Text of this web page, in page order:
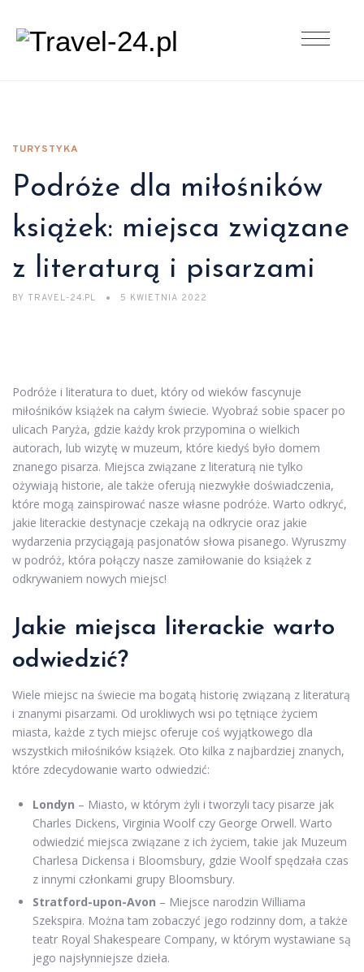
TURYSTYKA
Podróże dla miłośników
książek: miejsca związane
z literaturą i pisarzami
BY TRAVEL-24.PL 5 KWIETNIA 2022
Podróże i literatura to duet, który od wieków fascynuje
miłośników książek na całym świecie. Wyobraź sobie spacer po
ulicach Paryża, gdzie każdy krok przypomina o wielkich
autorach, lub wizytę w muzeum, które kiedyś było domem
znanego pisarza. Miejsca związane z literaturą nie tylko
ożywiają historie, ale także oferują niezwykłe doświadczenia,
które mogą zainspirować nasze własne podróże. Warto odkryć,
jakie literackie destynacje czekają na odkrycie oraz jakie
wydarzenia przyciągają pasjonatów słowa pisanego. Wyruszmy
w podróż, która połączy nasze zamiłowanie do książek z
odkrywaniem nowych miejsc!
Jakie miejsca literackie warto
odwiedzić?
Wiele miejsc na świecie ma bogatą historię związaną z literaturą
i znanymi pisarzami. Od urokliwych wsi po tętniące życiem
miasta, każde z tych miejsc oferuje coś wyjątkowego dla
wszystkich miłośników książek. Oto kilka z najbardziej znanych,
które zdecydowanie warto odwiedzić:
Londyn – Miasto, w którym żyli i tworzyli tacy pisarze jak
Charles Dickens, Virginia Woolf czy George Orwell. Warto
odwiedzić miejsca związane z ich życiem, takie jak Muzeum
Charlesa Dickensa i Bloomsbury, gdzie Woolf spędzała czas
z innymi członkami grupy Bloomsbury.
Stratford-upon-Avon – Miejsce narodzin Williama
Szekspira. Można tam zobaczyć jego rodzinny dom, a także
teatr Royal Shakespeare Company, w którym wystawiane są
jego najsłynniejsze dzieła.